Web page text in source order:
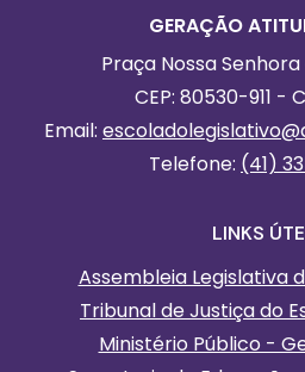
GERAÇÃO
Praça Nossa
CEP: 80530-911 -
Email: escoladolegislativo
Telefone: (41)
LINKS
Assembleia Legislativa
Tribunal de Justiça do
Ministério Público -